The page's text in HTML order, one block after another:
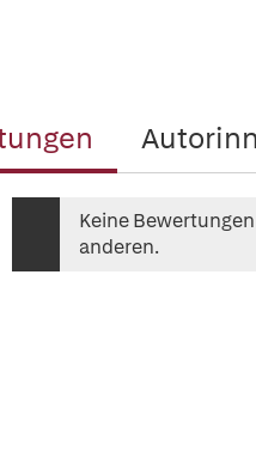
Keine
anderen.